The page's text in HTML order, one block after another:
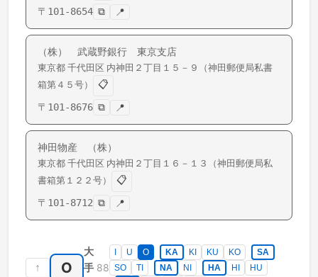
〒 101-8654 ⧉ 📍
（株） 武蔵野銀行 東京支店
東京都 千代田区 内神田 ２丁目１５－９（神田郵便局私書
箱第４５号）
📋
〒 101-8676 ⧉ 📍
神田物産 （株）
東京都 千代田区 内神田 ２丁目１６－１３（神田郵便局私
書箱第１２２号）
📋
〒 101-8712 ⧉ 📍
↑ O
大
手 88
I U O KA KI KU KO
SA
SO
TI NA NI HA HI
HU